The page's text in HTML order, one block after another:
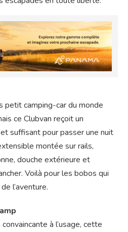
petit camping-car du monde
ce Clubvan reçoit un
suffisant pour passer une nuit
montée sur rails,
douche extérieure et
Voilà pour les bobos qui
l’aventure.
à l’usage, cette